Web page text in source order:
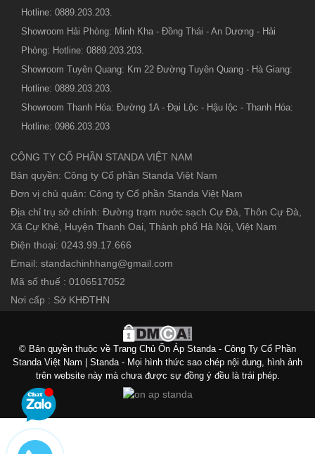
Hotline: 0889.203.203.
Showroom Hải Phòng: Minh Kha - Đồng Thái - An Dương - Hải
Phòng: Hotline: 0889.203.203.
Showroom Tuyên Quang: Km 22 Đường Tuyên Quang - Hà Giang:
Hotline: 0889.203.203.
Showroom Thanh Hóa: Đường 1A - Đại Lộc - Hậu lộc - Thanh Hóa:
Hotline: 0986.203.203
CÔNG TY CỔ PHẦN STANDA VIỆT NAM
Bản quyền: Công ty Cổ phần Standa Việt Nam
Đơn vị chủ quản: Công ty Cổ phần Standa Việt Nam
Địa chỉ trụ sở chính: Đường trạm nước sạch Cự Đà, Thôn Cự Đà,
Xã Cự Khê, Huyện Thanh Oai, Thành phố Hà Nội, Việt Nam
Điện thoại: 0243.99.17.666
Email: standachinhhang@gmail.com
Mã số thuế : 0106517052
Nơi cấp : Sở KHĐTHN
© Bản quyền thuộc về Trang Chủ Ổn Áp Standa - Công Ty Cổ Phần
Standa Việt Nam | Standa - Mọi hình thức sao chép nội dung, hình ảnh
trên website này mà chưa được sự đồng ý đều là trái phép.